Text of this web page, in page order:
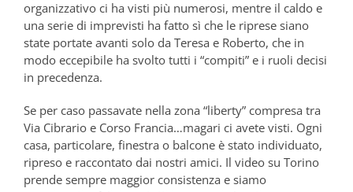
organizzativo ci ha visti più numerosi, mentre il caldo e
una serie di imprevisti ha fatto sì che le riprese siano
state portate avanti solo da Teresa e Roberto, che in
modo eccepibile ha svolto tutti i “compiti” e i ruoli decisi
in precedenza.
Se per caso passavate nella zona “liberty” compresa tra
Via Cibrario e Corso Francia…magari ci avete visti. Ogni
casa, particolare, finestra o balcone è stato individuato,
ripreso e raccontato dai nostri amici. Il video su Torino
prende sempre maggior consistenza e siamo